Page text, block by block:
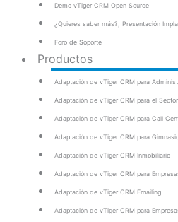
Demo vTiger CRM Open Source
¿Quieres saber más?, Presentación
Foro de Soporte
Productos
Adaptación de vTiger CRM para
Adaptación de vTiger CRM para el
Adaptación de vTiger CRM para Call
Adaptación de vTiger CRM para
Adaptación de vTiger CRM Inmobiliario
Adaptación de vTiger CRM para
Adaptación de vTiger CRM Emailing
Adaptación de vTiger CRM para